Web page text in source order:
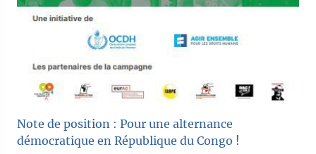
Note de position : Pour une alternance
démocratique en République du Congo !